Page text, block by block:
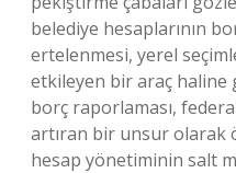
belediye hesaplarının
ertelenmesi, yerel
etkileyen bir araç haline
borç raporlaması,
artıran bir unsur olarak
hesap yönetiminin salt